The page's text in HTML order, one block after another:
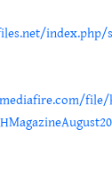
index.php/
file/